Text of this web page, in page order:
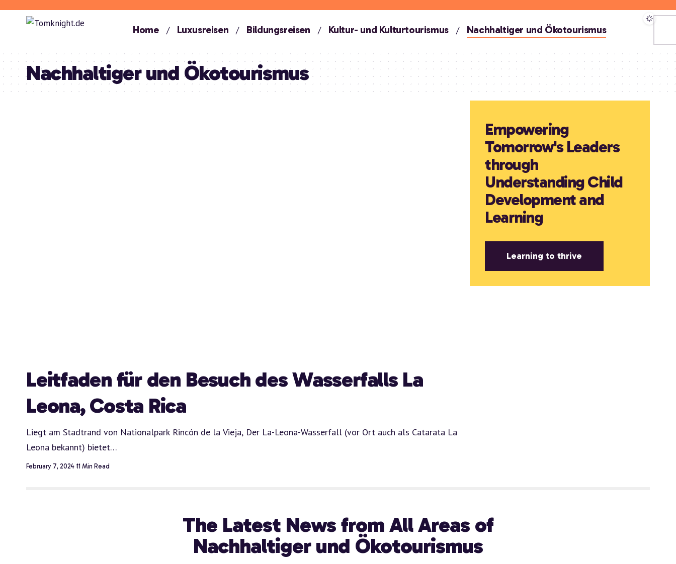
Home Luxusreisen Bildungsreisen Kultur- und Kulturtourismus Nachhaltiger und Ökotourismus
Nachhaltiger und Ökotourismus
Leitfaden für den Besuch des Wasserfalls La
Leona, Costa Rica
Liegt am Stadtrand von Nationalpark Rincón de la Vieja, Der La-Leona-Wasserfall (vor Ort auch als Catarata La
Leona bekannt) bietet…
February 7, 2024 11 Min Read
Empowering
Tomorrow's Leaders
through
Understanding Child
Development and
Learning
Learning to thrive
The Latest News from All Areas of
Nachhaltiger und Ökotourismus